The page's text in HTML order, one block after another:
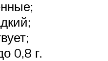
0,8 г.